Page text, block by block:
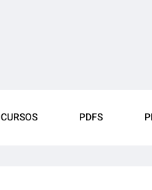
CURSOS PDFS